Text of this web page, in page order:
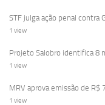
STF julga ação penal
1 view
Projeto Salobro identifica 8
1 view
MRV aprova emissão de
1 view